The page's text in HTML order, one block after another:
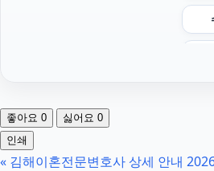
좋아요 0 싫어요 0
인쇄
« 김해이혼전문변호사 상세 안내